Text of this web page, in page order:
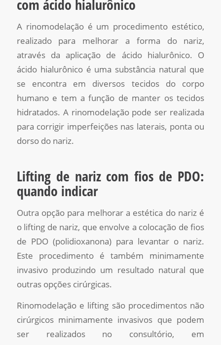
com ácido hialurônico
A rinomodelação é um procedimento estético,
realizado para melhorar a forma do nariz,
através da aplicação de ácido hialurônico. O
ácido hialurônico é uma substância natural que
se encontra em diversos tecidos do corpo
humano e tem a função de manter os tecidos
hidratados. A rinomodelação pode ser realizada
para corrigir imperfeições nas laterais, ponta ou
dorso do nariz.
Lifting de nariz com fios de PDO:
quando indicar
Outra opção para melhorar a estética do nariz é
o lifting de nariz, que envolve a colocação de fios
de PDO (polidioxanona) para levantar o nariz.
Este procedimento é também minimamente
invasivo produzindo um resultado natural que
outras opções cirúrgicas.
Rinomodelação e lifting são procedimentos não
cirúrgicos minimamente invasivos que podem
ser realizados no consultório, em